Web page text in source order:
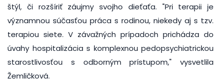
štýl, či rozšíriť záujmy svojho dieťaťa. "Pri terapii je
významnou súčasťou práca s rodinou, niekedy aj s tzv.
terapiou siete. V závažných prípadoch prichádza do
úvahy hospitalizácia s komplexnou pedopsychiatrickou
starostlivosťou s odborným prístupom," vysvetlila
Žemličková.